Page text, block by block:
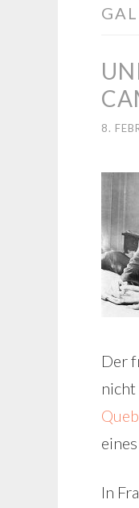
8.
Der
In